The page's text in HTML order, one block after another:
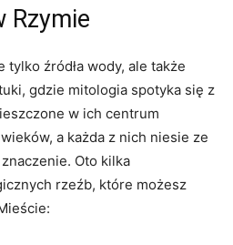
Rzymie
tylko źródła wody, ale także
gdzie mitologia spotyka się z
w ich centrum
a każda z nich niesie ze
Oto kilka
rzeźb, które możesz